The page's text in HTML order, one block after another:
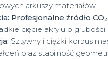
arkuszy materiałów.
Profesjonalne źródło CO₂
cięcie akrylu o
Sztywny i ciężki korpus
oraz stabilność